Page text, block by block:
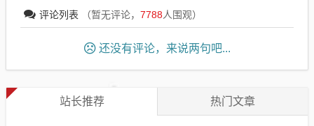
评论列表 （暂无评论， 7788人围观）
还没有评论，来说两句吧...
站长推荐 热门文章